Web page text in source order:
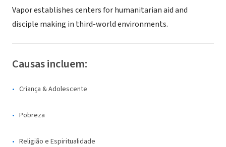
Vapor establishes centers for humanitarian aid and
disciple making in third-world environments.
Causas incluem:
Criança & Adolescente
Pobreza
Religião e Espiritualidade